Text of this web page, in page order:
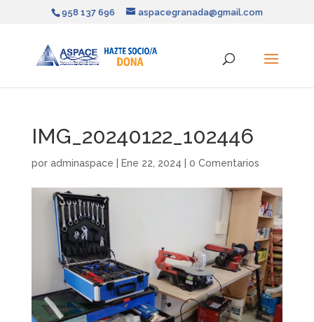
958 137 696 aspacegranada@gmail.com
IMG_20240122_102446
por adminaspace Ene 22, 2024 0 Comentarios